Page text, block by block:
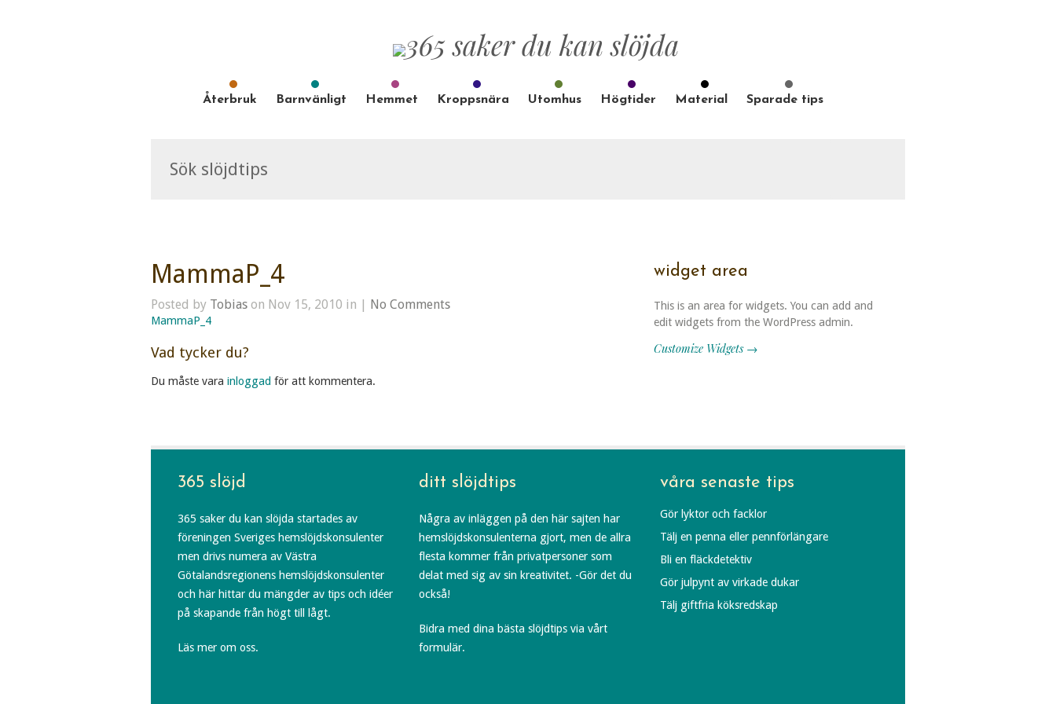
Återbruk Barnvänligt Hemmet Kroppsnära Utomhus Högtider Material Sparade tips
MammaP_4
Posted by Tobias on Nov 15, 2010 in | No Comments
MammaP_4
Vad tycker du?
Du måste vara inloggad för att kommentera.
widget area
This is an area for widgets. You can add and
edit widgets from the WordPress admin.
Customize Widgets →
365 slöjd
365 saker du kan slöjda startades av
föreningen Sveriges hemslöjdskonsulenter
men drivs numera av Västra
Götalandsregionens hemslöjdskonsulenter
och här hittar du mängder av tips och idéer
på skapande från högt till lågt.
Läs mer om oss.
ditt slöjdtips
Några av inläggen på den här sajten har
hemslöjdskonsulenterna gjort, men de allra
flesta kommer från privatpersoner som
delat med sig av sin kreativitet. -Gör det du
också!
Bidra med dina bästa slöjdtips via vårt
formulär.
våra senaste tips
Gör lyktor och facklor
Tälj en penna eller pennförlängare
Bli en fläckdetektiv
Gör julpynt av virkade dukar
Tälj giftfria köksredskap